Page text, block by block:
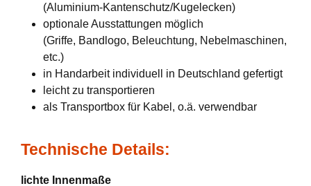
(Aluminium-Kantenschutz/Kugelecken)
optionale Ausstattungen möglich
(Griffe, Bandlogo, Beleuchtung, Nebelmaschinen,
etc.)
in Handarbeit individuell in Deutschland gefertigt
leicht zu transportieren
als Transportbox für Kabel, o.ä. verwendbar
Technische Details:
lichte Innenmaße